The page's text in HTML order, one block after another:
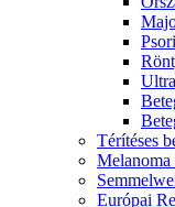
Térítéses
Európai